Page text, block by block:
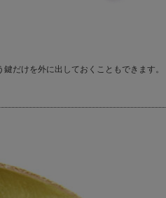
鍵だけを外に出しておくこともできます。